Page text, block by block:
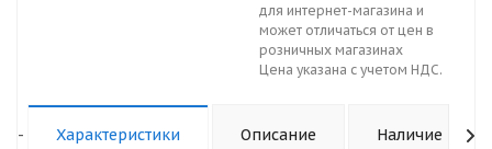
для интернет-магазина и
может отличаться от цен в
розничных магазинах
Цена указана с учетом НДС.
- Характеристики Описание Наличие